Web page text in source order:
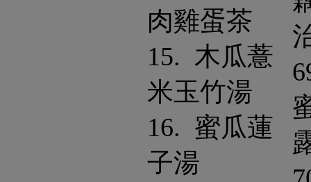
肉雞蛋茶
15. 木瓜薏
米玉竹湯
16. 蜜瓜蓮
子湯